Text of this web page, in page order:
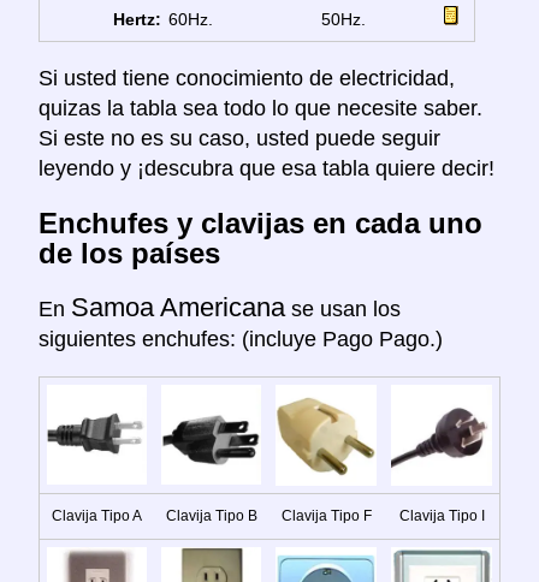
Hertz: 60Hz. 50Hz.
Si usted tiene conocimiento de electricidad,
quizas la tabla sea todo lo que necesite saber.
Si este no es su caso, usted puede seguir
leyendo y ¡descubra que esa tabla quiere decir!
Enchufes y clavijas en cada uno
de los países
En Samoa Americana se usan los
siguientes enchufes: (incluye Pago Pago.)
Clavija Tipo A Clavija Tipo B Clavija Tipo F Clavija Tipo I